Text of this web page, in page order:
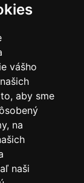
vášho
aby sme
na
naši
pravidlá
spoločnosti